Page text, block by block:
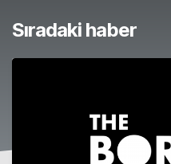
Sıradaki haber